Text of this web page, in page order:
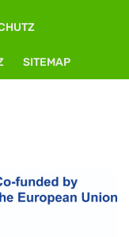
SITEMAP